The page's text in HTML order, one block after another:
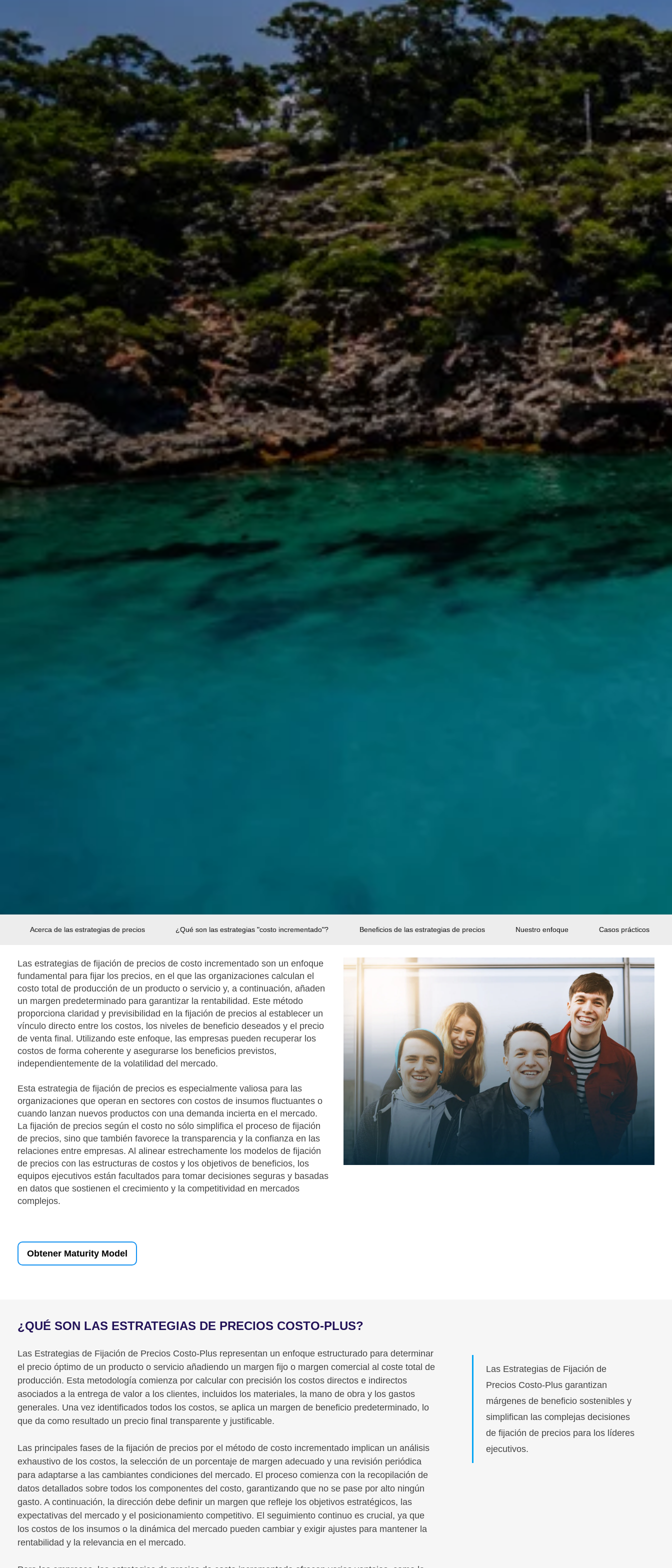
Acerca de las estrategias de precios ¿Qué son las estrategias "costo incrementado"? Beneficios de las estrategias de precios Nuestro enfoque Casos prácticos
Las estrategias de fijación de precios de costo incrementado son un enfoque
fundamental para fijar los precios, en el que las organizaciones calculan el
costo total de producción de un producto o servicio y, a continuación, añaden
un margen predeterminado para garantizar la rentabilidad. Este método
proporciona claridad y previsibilidad en la fijación de precios al establecer un
vínculo directo entre los costos, los niveles de beneficio deseados y el precio
de venta final. Utilizando este enfoque, las empresas pueden recuperar los
costos de forma coherente y asegurarse los beneficios previstos,
independientemente de la volatilidad del mercado.
Esta estrategia de fijación de precios es especialmente valiosa para las
organizaciones que operan en sectores con costos de insumos fluctuantes o
cuando lanzan nuevos productos con una demanda incierta en el mercado.
La fijación de precios según el costo no sólo simplifica el proceso de fijación
de precios, sino que también favorece la transparencia y la confianza en las
relaciones entre empresas. Al alinear estrechamente los modelos de fijación
de precios con las estructuras de costos y los objetivos de beneficios, los
equipos ejecutivos están facultados para tomar decisiones seguras y basadas
en datos que sostienen el crecimiento y la competitividad en mercados
complejos.
Obtener Maturity Model
¿QUÉ SON LAS ESTRATEGIAS DE PRECIOS COSTO-PLUS?
Las Estrategias de Fijación de Precios Costo-Plus representan un enfoque estructurado para determinar
el precio óptimo de un producto o servicio añadiendo un margen fijo o margen comercial al coste total de
producción. Esta metodología comienza por calcular con precisión los costos directos e indirectos
asociados a la entrega de valor a los clientes, incluidos los materiales, la mano de obra y los gastos
generales. Una vez identificados todos los costos, se aplica un margen de beneficio predeterminado, lo
que da como resultado un precio final transparente y justificable.
Las principales fases de la fijación de precios por el método de costo incrementado implican un análisis
exhaustivo de los costos, la selección de un porcentaje de margen adecuado y una revisión periódica
para adaptarse a las cambiantes condiciones del mercado. El proceso comienza con la recopilación de
datos detallados sobre todos los componentes del costo, garantizando que no se pase por alto ningún
gasto. A continuación, la dirección debe definir un margen que refleje los objetivos estratégicos, las
expectativas del mercado y el posicionamiento competitivo. El seguimiento continuo es crucial, ya que
los costos de los insumos o la dinámica del mercado pueden cambiar y exigir ajustes para mantener la
rentabilidad y la relevancia en el mercado.
Las Estrategias de Fijación de
Precios Costo-Plus garantizan
márgenes de beneficio sostenibles y
simplifican las complejas decisiones
de fijación de precios para los líderes
ejecutivos.